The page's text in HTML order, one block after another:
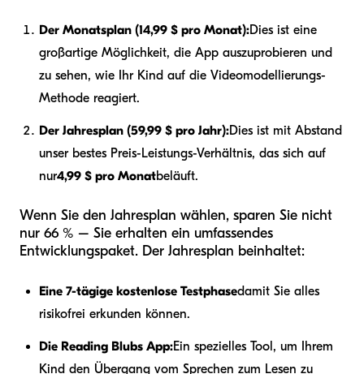
Der Monatsplan (14,99 $ pro Monat):Dies ist eine
großartige Möglichkeit, die App auszuprobieren und
zu sehen, wie Ihr Kind auf die Videomodellierungs-
Methode reagiert.
Der Jahresplan (59,99 $ pro Jahr):Dies ist mit Abstand
unser bestes Preis-Leistungs-Verhältnis, das sich auf
nur4,99 $ pro Monatbeläuft.
Wenn Sie den Jahresplan wählen, sparen Sie nicht
nur 66 % – Sie erhalten ein umfassendes
Entwicklungspaket. Der Jahresplan beinhaltet:
Eine 7-tägige kostenlose Testphasedamit Sie alles
risikofrei erkunden können.
Die Reading Blubs App:Ein spezielles Tool, um Ihrem
Kind den Übergang vom Sprechen zum Lesen zu